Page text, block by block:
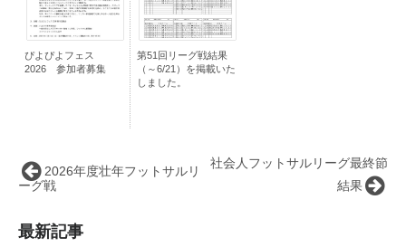
ぴよぴよフェス
2026 参加者募集
第51回リーグ戦結果
（～6/21）を掲載いた
しました。
社会人フットサルリーグ最終節
結果
2026年度壮年フットサルリ
ーグ戦
最新記事